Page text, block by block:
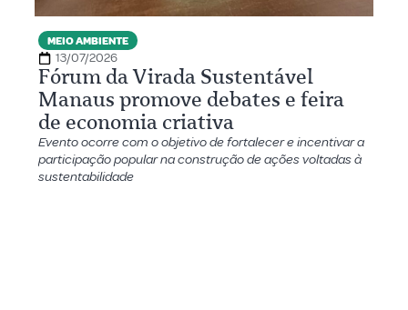
MEIO AMBIENTE
13/07/2026
Fórum da Virada Sustentável
Manaus promove debates e feira
de economia criativa
Evento ocorre com o objetivo de fortalecer e incentivar a
participação popular na construção de ações voltadas à
sustentabilidade